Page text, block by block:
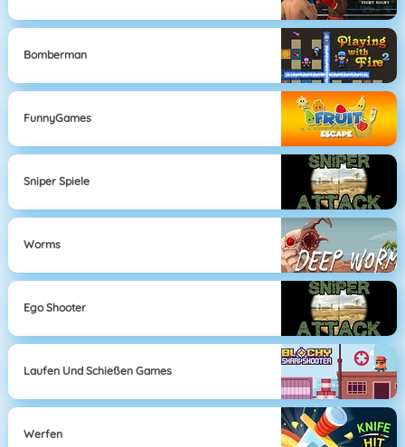
Bomberman
FunnyGames
Sniper Spiele
Worms
Ego Shooter
Laufen Und Schießen Games
Werfen